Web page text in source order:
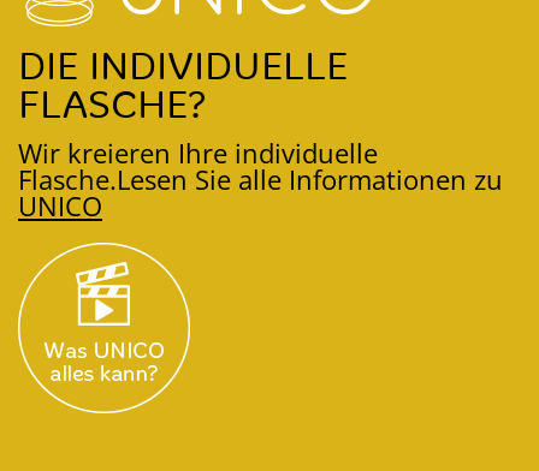
DIE INDIVIDUELLE
FLASCHE?
Wir kreieren Ihre individuelle
Flasche.Lesen Sie alle Informationen zu
UNICO